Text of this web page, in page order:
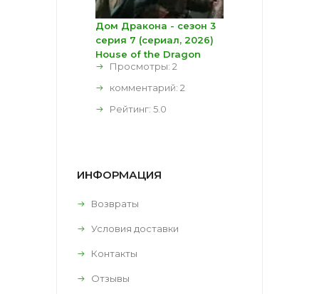
Дом Дракона - сезон 3
серия 7 (сериал, 2026)
House of the Dragon
Просмотры: 2
комментарий: 2
Рейтинг: 5.0
ИНФОРМАЦИЯ
Возвраты
Условия доставки
Контакты
Отзывы